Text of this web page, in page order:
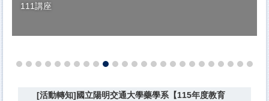
111講座
[活動轉知]國立陽明交通大學藥學系【115年度教育